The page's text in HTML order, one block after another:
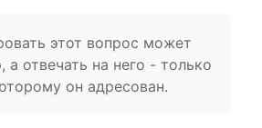
этот вопрос может
а отвечать на него - только
он адресован.